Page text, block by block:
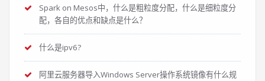
Spark on Mesos中，什么是粗粒度分配，什么是细粒度分
配，各自的优点和缺点是什么？
什么是ipv6?
阿里云服务器导入Windows Server操作系统镜像有什么规